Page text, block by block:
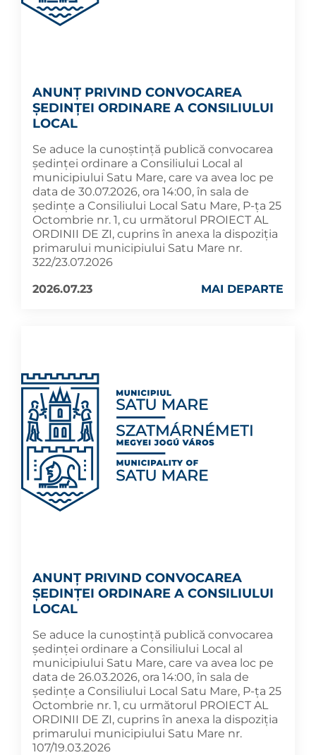
ANUNȚ PRIVIND CONVOCAREA
ȘEDINȚEI ORDINARE A CONSILIULUI
LOCAL
Se aduce la cunoștință publică convocarea
ședinței ordinare a Consiliului Local al
municipiului Satu Mare, care va avea loc pe
data de 30.07.2026, ora 14:00, în sala de
ședințe a Consiliului Local Satu Mare, P-ța 25
Octombrie nr. 1, cu următorul PROIECT AL
ORDINII DE ZI, cuprins în anexa la dispoziția
primarului municipiului Satu Mare nr.
322/23.07.2026
2026.07.23
MAI DEPARTE
ANUNȚ PRIVIND CONVOCAREA
ȘEDINȚEI ORDINARE A CONSILIULUI
LOCAL
Se aduce la cunoștință publică convocarea
ședinței ordinare a Consiliului Local al
municipiului Satu Mare, care va avea loc pe
data de 26.03.2026, ora 14:00, în sala de
ședințe a Consiliului Local Satu Mare, P-ța 25
Octombrie nr. 1, cu următorul PROIECT AL
ORDINII DE ZI, cuprins în anexa la dispoziția
primarului municipiului Satu Mare nr.
107/19.03.2026